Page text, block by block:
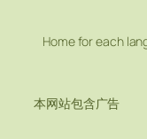
Home for each
本网站包含广告